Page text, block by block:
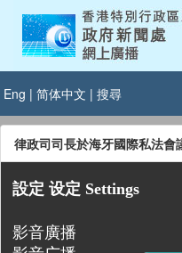
Eng | 简体中文 | 搜尋
律政司司長於海牙國際私法